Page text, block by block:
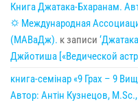
Книга Джатака-Бхаранам.
🌣 Международная
(МАВаДж). к записи
Джйотиша [«Ведической
книга-семінар «9 Грах – 9
Автор: Антін Кузнецов,